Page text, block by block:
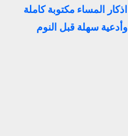
اذكار المساء مكتوبة كاملة
وأدعية سهلة قبل النوم